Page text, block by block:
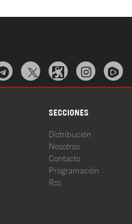
  
SECCIONES
Distribución
Nosotros
Contacto
Programación
Rss